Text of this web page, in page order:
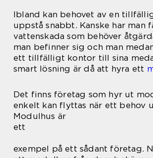
Ibland kan behovet av en
uppstå snabbt. Kanske har man
vattenskada som behöver
man befinner sig och man
ett tillfälligt kontor till sina
smart lösning är då att hyra ett
Det finns företag som hyr ut
enkelt kan flyttas när ett behov
Modulhus är
ett
exempel på ett sådant företag.